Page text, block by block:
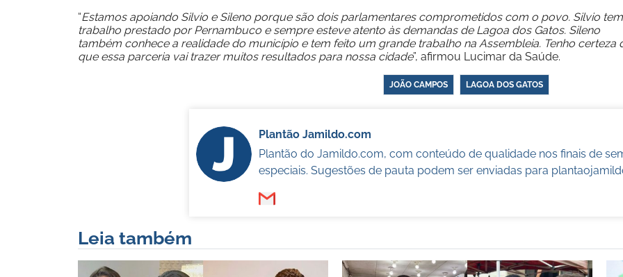
“Estamos apoiando Silvio e Sileno porque são dois parlamentares comprometidos com o povo. Silvio tem
trabalho prestado por Pernambuco e sempre esteve atento às demandas de Lagoa dos Gatos. Sileno
também conhece a realidade do município e tem feito um grande trabalho na Assembleia. Tenho certeza
que essa parceria vai trazer muitos resultados para nossa cidade”, afirmou Lucimar da Saúde.
JOÃO CAMPOS LAGOA DOS GATOS
Plantão Jamildo.com
Plantão do Jamildo.com, com conteúdo de qualidade nos finais de
especiais. Sugestões de pauta podem ser enviadas para
Leia também